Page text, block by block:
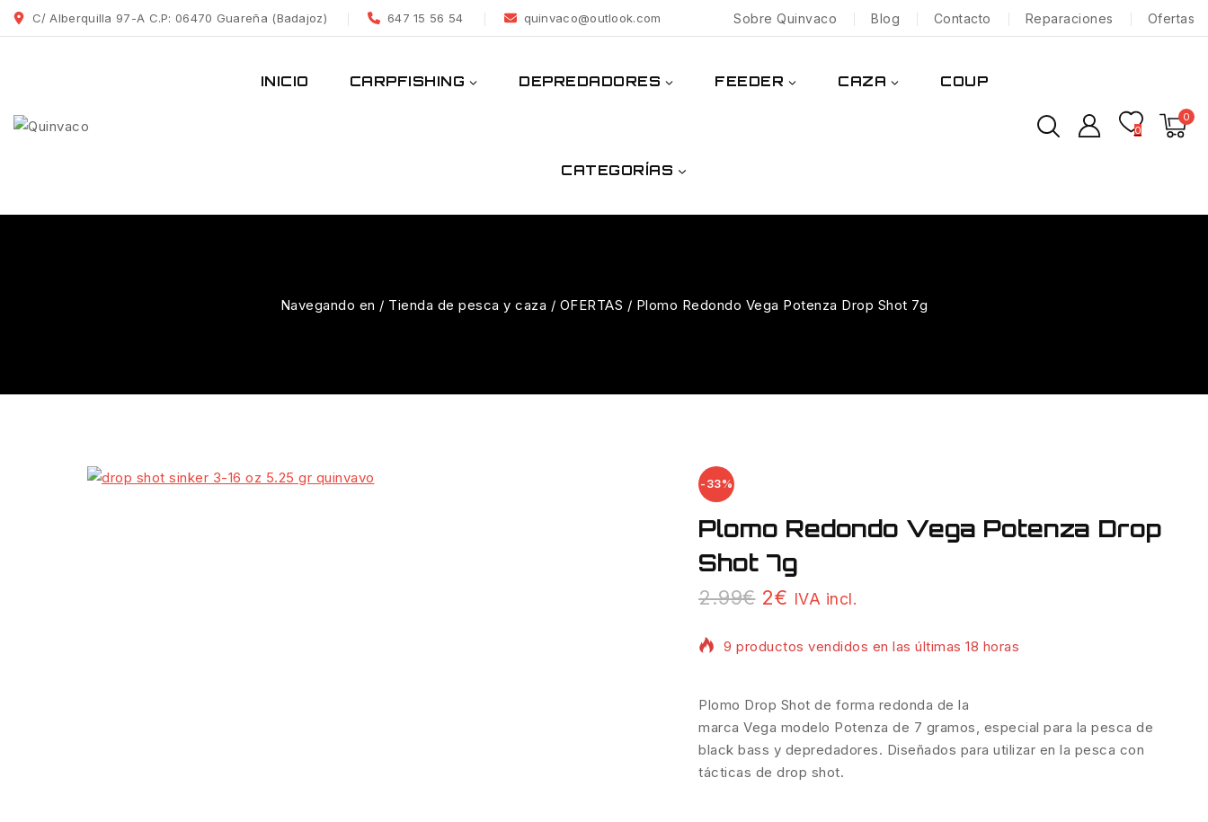
Saltar
al
C/ Alberquilla 97-A C.P: 06470 Guareña (Badajoz) 647 15 56 54 quinvaco@outlook.com Sobre Quinvaco Blog Contacto Reparaciones Ofertas
INICIO CARPFISHING DEPREDADORES FEEDER CAZA COUP
CATEGORÍAS
0
0
Navegando en / Tienda de pesca y caza / OFERTAS / Plomo Redondo Vega Potenza Drop Shot 7g
-33%Venta
productos
Plomo Redondo Vega Potenza Drop
Shot 7g
2.99€ El
original
2€ El
actual
IVA incl.
9 productos vendidos en las últimas 18 horas
Plomo Drop Shot de forma redonda de la
marca Vega modelo Potenza de 7 gramos, especial para la pesca de
black bass y depredadores. Diseñados para utilizar en la pesca con
tácticas de drop shot.